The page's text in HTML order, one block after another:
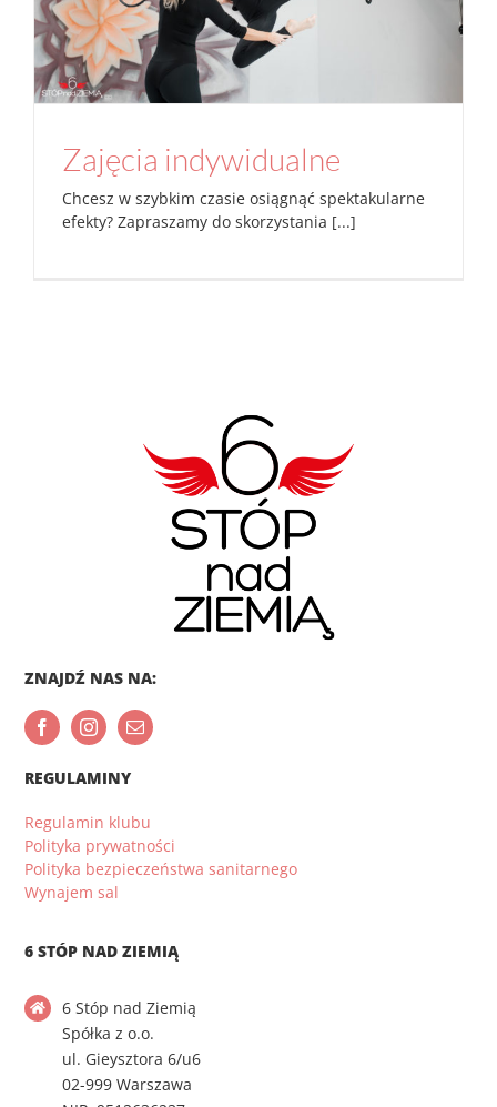
Zajęcia indywidualne
Chcesz w szybkim czasie osiągnąć spektakularne
efekty? Zapraszamy do skorzystania [...]
ZNAJDŹ NAS NA:
REGULAMINY
Regulamin klubu
Polityka prywatności
Polityka bezpieczeństwa sanitarnego
Wynajem sal
6 STÓP NAD ZIEMIĄ
6 Stóp nad Ziemią
Spółka z o.o.
ul. Gieysztora 6/u6
02-999 Warszawa